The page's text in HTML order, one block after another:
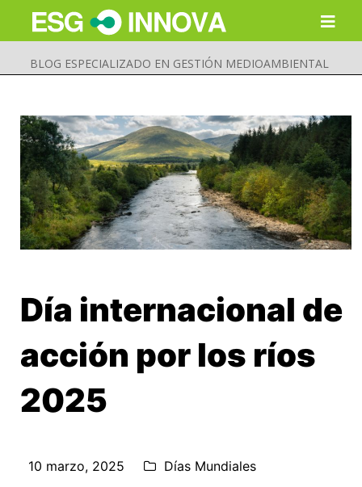
BLOG ESPECIALIZADO EN GESTIÓN MEDIOAMBIENTAL
Buscar Enviar
Día internacional de
acción por los ríos
2025
10 marzo, 2025 Días Mundiales